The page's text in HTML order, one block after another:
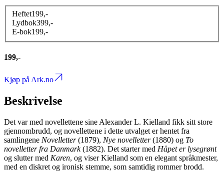
Heftet199,-
Lydbok399,-
E-bok199,-
199,-
Kjøp på Ark.no
Beskrivelse
Det var med novellettene sine Alexander L. Kielland fikk sitt store
gjennombrudd, og novellettene i dette utvalget er hentet fra
samlingene Novelletter(1879), Nye novelletter(1880) og To
novelletter fra Danmark(1882). Det starter med Håpet er lysegrønt
og slutter med Karen, og viser Kielland som en elegant språkmester,
med en diskret og ironisk stemme, som samtidig rommer brodd.